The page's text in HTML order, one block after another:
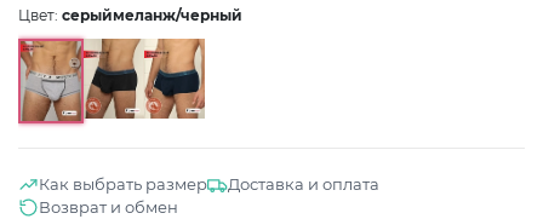
Цвет: серыймеланж/черный
Как выбрать размер
Доставка и оплата
Возврат и обмен